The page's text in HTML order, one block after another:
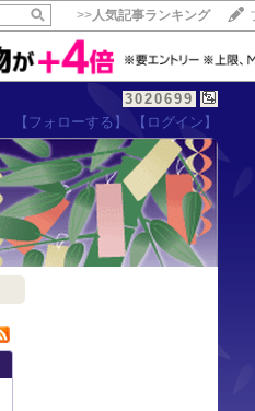
>>人気記事ランキング
3020699
【フォローする】 【ログイン】
15記事に
いいね!